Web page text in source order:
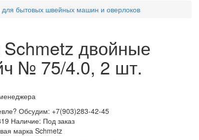
для бытовых швейных машин и оверлоков
двойные
№ 75/4.0, 2 шт.
Обсудим: +7(903)283-42-45
Наличие: Под заказ
марка Schmetz